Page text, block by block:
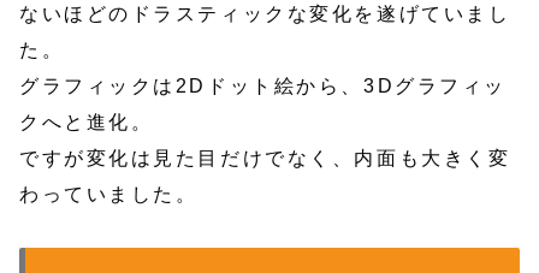
ないほどのドラスティックな変化を遂げていまし
た。
グラフィックは2Dドット絵から、3Dグラフィッ
クへと進化。
ですが変化は見た目だけでなく、内面も大きく変
わっていました。